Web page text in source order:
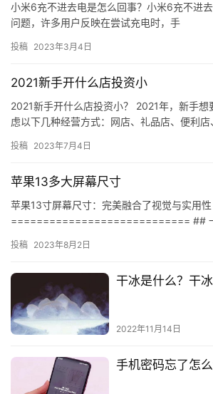
小米6充不进去电是怎么回事？小米6充不进
问题，许多用户反映在尝试充电时，手
投稿 2023年3月4日
2021新手开什么店投资小
2021新手开什么店投资小？ 2021年，新手想
虑以下几种经营方式：网店、礼品店、便利
投稿 2023年7月4日
苹果13多大屏幕尺寸
苹果13寸屏幕尺寸：完美融合了视觉与实用性
============================ ##
投稿 2023年8月2日
干冰是什么？干
2022年11月14日
手机密码忘了怎